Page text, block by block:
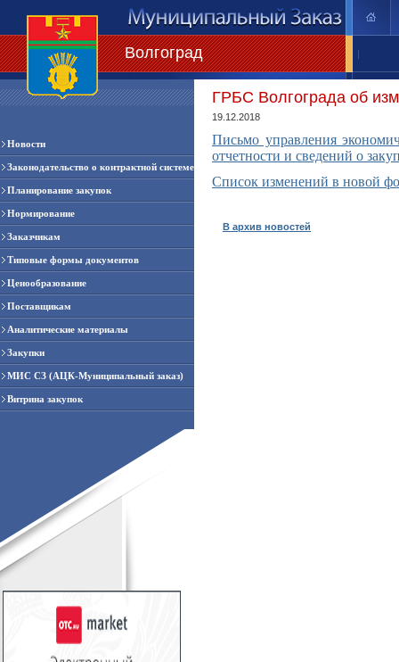
Волгоград |
Новости
Законодательство о контрактной системе
Планирование закупок
Нормирование
Заказчикам
Типовые формы документов
Ценообразование
Поставщикам
Аналитические материалы
Закупки
МИС СЗ (АЦК-Муниципальный заказ)
Витрина закупок
ГРБС Волгограда об
19.12.2018
Письмо управления
отчетности и сведений о
Список изменений в новой
В архив новостей